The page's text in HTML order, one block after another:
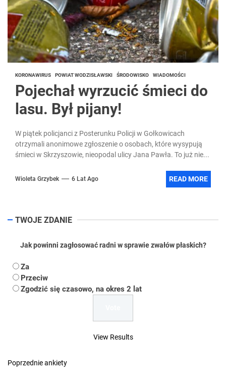
KORONAWIRUS POWIAT WODZISŁAWSKI ŚRODOWISKO WIADOMOŚCI
Pojechał wyrzucić śmieci do
lasu. Był pijany!
W piątek policjanci z Posterunku Policji w Gołkowicach
otrzymali anonimowe zgłoszenie o osobach, które wysypują
śmieci w Skrzyszowie, nieopodal ulicy Jana Pawła. To już nie...
Wioleta Grzybek 6 Lat Ago READ MORE
TWOJE ZDANIE
Jak powinni zagłosować radni w sprawie zwałów płaskich?
Za
Przeciw
Zgodzić się czasowo, na okres 2 lat
View Results
Poprzednie ankiety